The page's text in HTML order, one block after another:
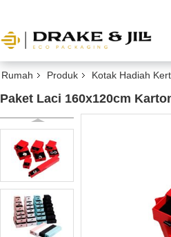
Rumah Produk Kotak Hadiah
Paket Laci 160x120cm